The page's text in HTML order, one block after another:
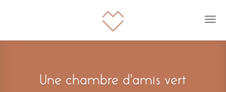
Une chambre d’amis vert